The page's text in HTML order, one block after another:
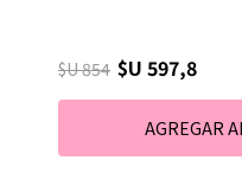
$U 854 $U 597,8